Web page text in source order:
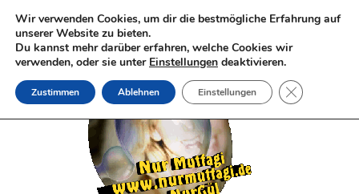
Wir verwenden Cookies, um dir die bestmögliche Erfahrung auf
unserer Website zu bieten.
Du kannst mehr darüber erfahren, welche Cookies wir
verwenden, oder sie unter Einstellungen deaktivieren.
Zustimmen Ablehnen Einstellungen GDPR